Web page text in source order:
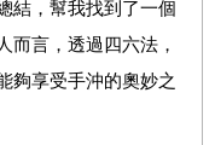
結，幫我找到了一個
而言，透過四六法，
夠享受手沖的奧妙之